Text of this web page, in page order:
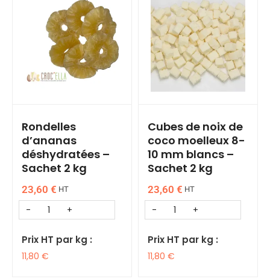
Rondelles
d’ananas
déshydratées –
Sachet 2 kg
23,60 € HT
Prix HT par kg :
11,80 €
Cubes de noix de
coco moelleux 8-
10 mm blancs –
Sachet 2 kg
23,60 € HT
Prix HT par kg :
11,80 €